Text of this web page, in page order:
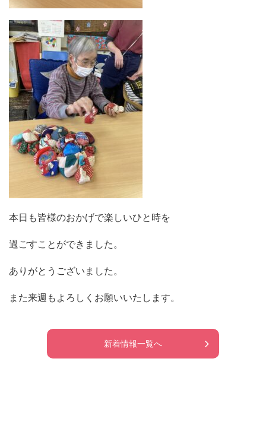
本日も皆様のおかげで楽しいひと時を
過ごすことができました。
ありがとうございました。
また来週もよろしくお願いいたします。
新着情報一覧へ